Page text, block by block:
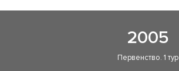
2005
Первенство. 1 тур